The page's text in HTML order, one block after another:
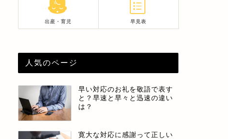
出産・育児 早見表
人気のページ
早い対応のお礼を敬語で表す
と？早速と早々と迅速の違い
は？
寛大な対応に感謝って正しい